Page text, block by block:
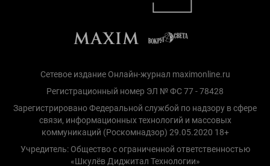
Сетевое издание Онлайн-журнал maximonline.ru
Регистрационный номер ЭЛ № ФС 77 - 78428
Зарегистрировано Федеральной службой по надзору в сфере
связи, информационных технологий и массовых
коммуникаций (Роскомнадзор) 29.05.2020 18+
Учредитель: Общество с ограниченной ответственностью
«Шкулёв Диджитал Технологии»